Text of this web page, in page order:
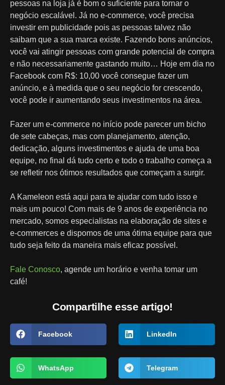
pessoas na loja já é bom o suficiente para tornar o
negócio escalável. Já no e-commerce, você precisa
investir em publicidade pois as pessoas talvez não
saibam que a sua marca existe. Fazendo bons anúncios,
você vai atingir pessoas com grande potencial de compra
e não necessariamente gastando muito… Hoje em dia no
Facebook com R$: 10,00 você consegue fazer um
anúncio, e à medida que o seu negócio for crescendo,
você pode ir aumentando seus investimentos na área.
Fazer um e-commerce no início pode parecer um bicho
de sete cabeças, mas com planejamento, atenção,
dedicação, alguns investimentos e ajuda de uma boa
equipe, no final dá tudo certo e todo o trabalho começa a
se refletir nos ótimos resultados que começam a surgir.
A Kameleon está aqui para te ajudar com tudo isso e
mais um pouco! Com mais de 9 anos de experiência no
mercado, somos especialistas na elaboração de sites e
e-commerces e dispomos de uma ótima equipe para que
tudo seja feito da maneira mais eficaz possível.
Fale Conosco, agende um horário e venha tomar um
café!
Compartilhe esse artigo!
Facebook LinkedIn
WhatsApp Telegram